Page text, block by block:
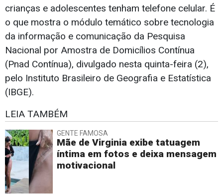
crianças e adolescentes tenham telefone celular. É
o que mostra o módulo temático sobre tecnologia
da informação e comunicação da Pesquisa
Nacional por Amostra de Domicílios Contínua
(Pnad Contínua), divulgado nesta quinta-feira (2),
pelo Instituto Brasileiro de Geografia e Estatística
(IBGE).
LEIA TAMBÉM
GENTE FAMOSA
Mãe de Virginia exibe tatuagem
íntima em fotos e deixa mensagem
motivacional